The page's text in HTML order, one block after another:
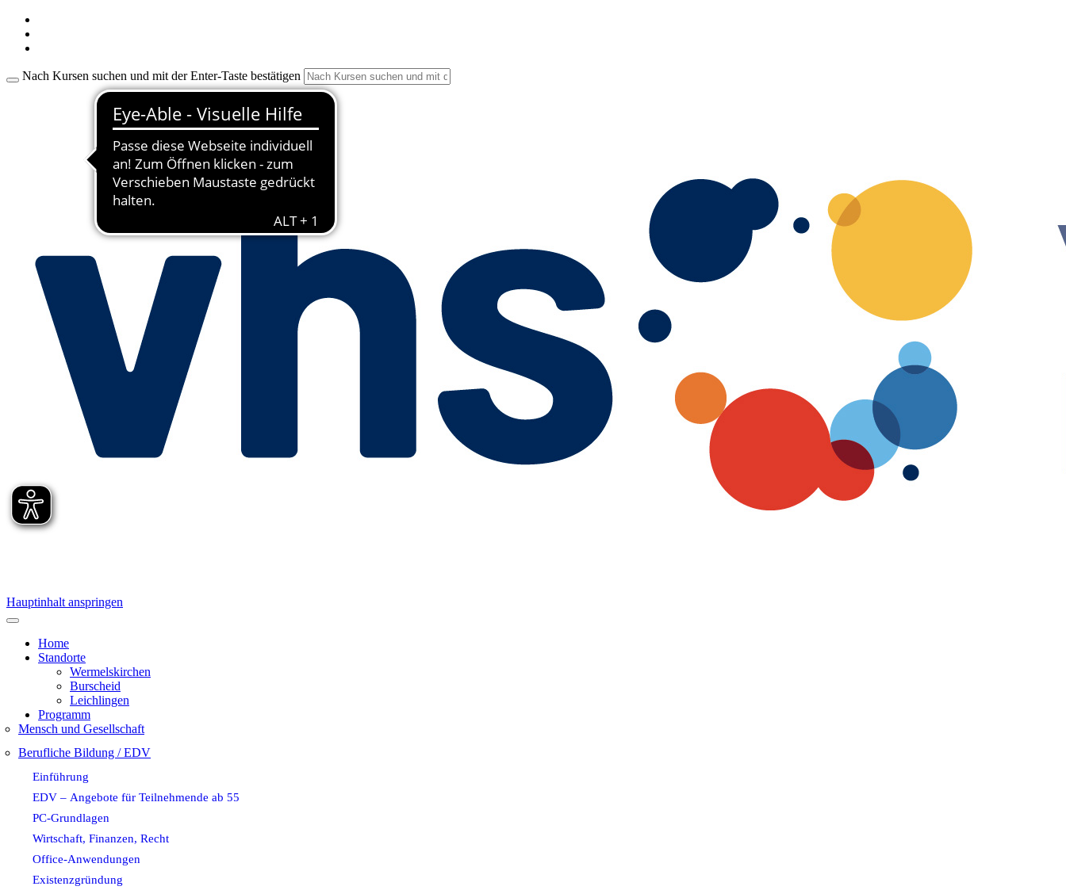
Nach Kursen suchen und mit der Enter-Taste bestätigen
Hauptinhalt anspringen
Home
Standorte
Wermelskirchen
Burscheid
Leichlingen
Programm
Mensch und Gesellschaft
Berufliche Bildung / EDV
Einführung
EDV – Angebote für Teilnehmende ab 55
PC-Grundlagen
Wirtschaft, Finanzen, Recht
Office-Anwendungen
Existenzgründung